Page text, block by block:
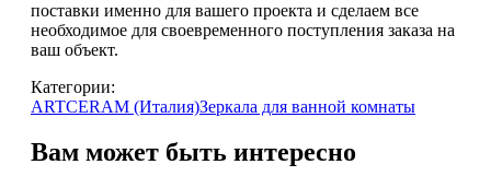
поставки именно для вашего проекта и сделаем все
необходимое для своевременного поступления заказа на
ваш объект.
Категории:
ARTCERAM (Италия)Зеркала для ванной комнаты
Вам может быть интересно